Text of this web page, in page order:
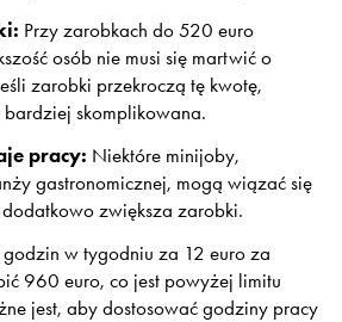
Przy zarobkach do 520 euro
osób nie musi się martwić o
zarobki przekroczą tę kwotę,
bardziej skomplikowana.
pracy: Niektóre minijoby,
gastronomicznej, mogą wiązać się
zwiększa zarobki.
godzin w tygodniu za 12 euro za
960 euro, co jest powyżej limitu
jest, aby dostosować godziny pracy